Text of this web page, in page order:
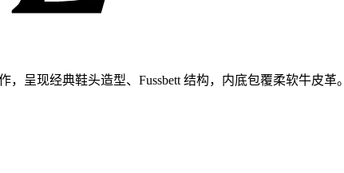
呈现经典鞋头造型、Fussbett 结构，内底包覆柔软牛皮革。